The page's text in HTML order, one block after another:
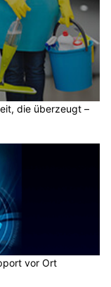
die überzeugt –
vor Ort